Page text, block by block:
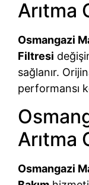
Arıtma
Osmangazi
Filtresi
sağlanır.
performansı
Arıtma
Osmangazi